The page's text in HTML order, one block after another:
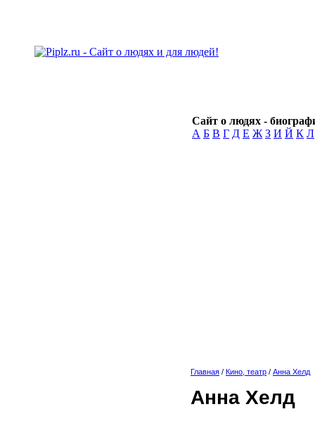
Сайт о людях -
А Б В Г Д Е Ж З И Й К Л
Главная / Кино, театр / Анна Хелд
Анна Хелд